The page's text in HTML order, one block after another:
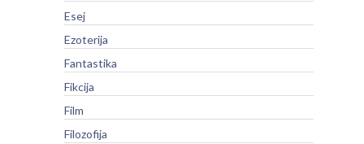
Esej
Ezoterija
Fantastika
Fikcija
Film
Filozofija